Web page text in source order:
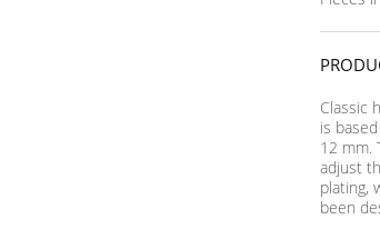
Classic
is
12 mm.
adjust
plating,
been